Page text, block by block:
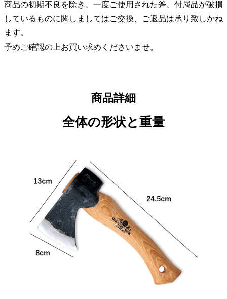
商品の初期不良を除き、一度ご使用された斧、付属品が破損
しているものに関しましてはご交換、ご返品は承り致しかね
ます。
予めご確認の上お買い求めくださいませ。
商品詳細
全体の形状と重量